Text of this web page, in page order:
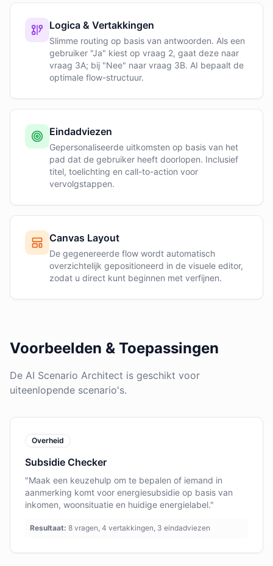
Logica & Vertakkingen
Slimme routing op basis van antwoorden. Als een
gebruiker "Ja" kiest op vraag 2, gaat deze naar
vraag 3A; bij "Nee" naar vraag 3B. AI bepaalt de
optimale flow-structuur.
Eindadviezen
Gepersonaliseerde uitkomsten op basis van het
pad dat de gebruiker heeft doorlopen. Inclusief
titel, toelichting en call-to-action voor
vervolgstappen.
Canvas Layout
De gegenereerde flow wordt automatisch
overzichtelijk gepositioneerd in de visuele editor,
zodat u direct kunt beginnen met verfijnen.
Voorbeelden & Toepassingen
De AI Scenario Architect is geschikt voor
uiteenlopende scenario's.
Overheid
Subsidie Checker
"Maak een keuzehulp om te bepalen of iemand in
aanmerking komt voor energiesubsidie op basis van
inkomen, woonsituatie en huidige energielabel."
Resultaat: 8 vragen, 4 vertakkingen, 3 eindadviezen